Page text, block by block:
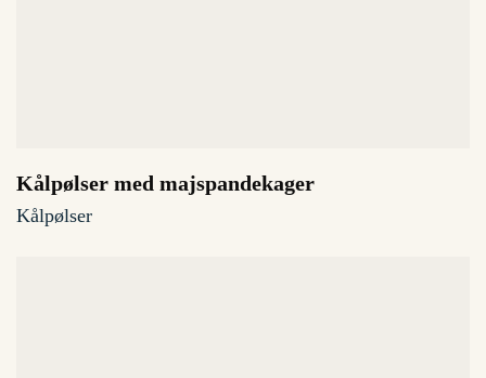
Kålpølser med majspandekager
Kålpølser